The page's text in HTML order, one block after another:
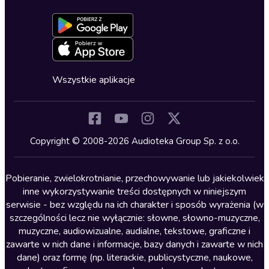
Dla młodzieży
Kryminały
Lektury szkolne
Literatura anglojęzyczna
Literatura faktu
Literatura obyczajowa
Literatura piękna obca
Literatura piękna polska
Formularz zgłaszania nielegalnych treści
Deklaracja dostępności
Oferta dla firm i bibliotek
Dołącz do newslettera
Blog
Zapowiedzi
Cykle audiobooków
Wszystkie aplikacje
Copyright © 2008-2026 Audioteka Group Sp. z o.o.
Pobieranie, zwielokrotnianie, przechowywanie lub jakiekolwiek
inne wykorzystywanie treści dostępnych w niniejszym
serwisie - bez względu na ich charakter i sposób wyrażenia (w
szczególności lecz nie wyłącznie: słowne, słowno-muzyczne,
muzyczne, audiowizualne, audialne, tekstowe, graficzne i
zawarte w nich dane i informacje, bazy danych i zawarte w nich
dane) oraz formę (np. literackie, publicystyczne, naukowe,